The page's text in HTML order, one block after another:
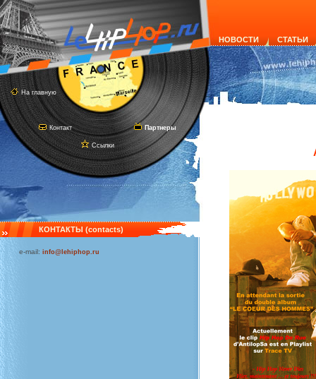
На главную
Контакт
Ссылки
Партнеры
НОВОСТИ СТАТЬИ
КОНТАКТЫ (contacts)
e-mail: info@lehiphop.ru